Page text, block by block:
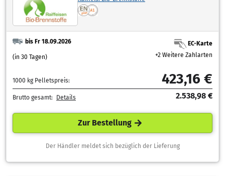
bis Fr 18.09.2026
(in 30 Tagen)
EC-Karte
+2 Weitere Zahlarten
1000 kg Pelletspreis: 423,16 €
Brutto gesamt: Details 2.538,98 €
Zur Bestellung
Der Händler meldet sich bezüglich der Lieferung